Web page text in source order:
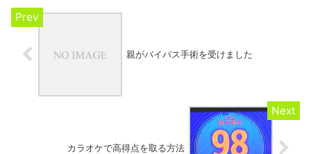
親がバイパス手術を受けました
カラオケで高得点を取る方法